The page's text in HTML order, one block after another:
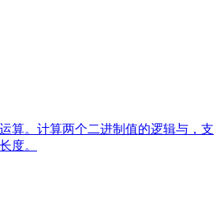
算。计算两个二进制值的逻辑与，支
度。